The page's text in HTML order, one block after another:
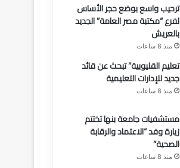
ترحيب واسع بوضع حجر الأساس
لفرع “مكتبة مصر العامة” الجديد
بالعريش
منذ 8 ساعات
تعليم القليوبية” تبحث عن قائد
جديد للإدارات التعليمية
منذ 8 ساعات
مستشفيات جامعة بنها تختتم
زيارة وفد “الاعتماد والرقابة
الصحية”
منذ 8 ساعات